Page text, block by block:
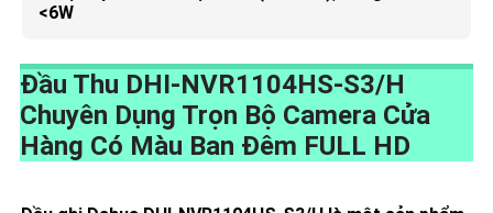
<6W
Đầu Thu DHI-NVR1104HS-S3/H
Chuyên Dụng Trọn Bộ Camera Cửa
Hàng Có Màu Ban Đêm FULL HD